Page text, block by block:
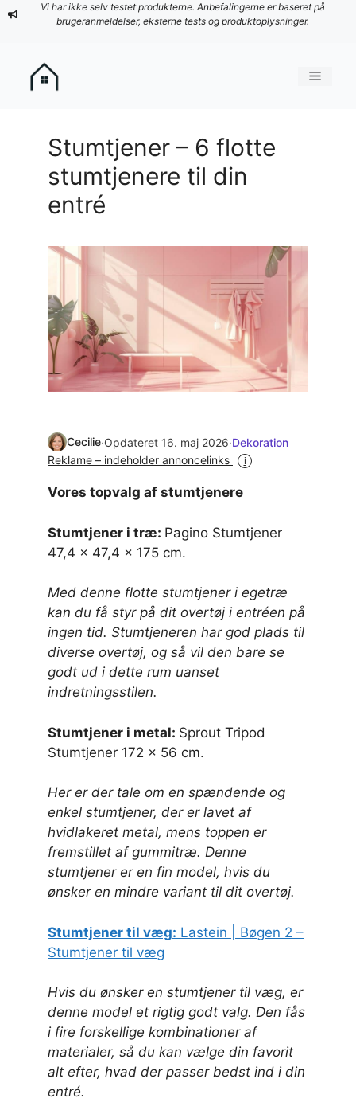
Hop
Vi har ikke selv testet produkterne. Anbefalingerne er baseret på
brugeranmeldelser, eksterne tests og produktoplysninger.
Menu
Stumtjener – 6 flotte
stumtjenere til din
entré
Cecilie·Opdateret 16. maj 2026·Dekoration
Reklame – indeholder annoncelinks
i
Vores topvalg af stumtjenere
Stumtjener i træ: Pagino Stumtjener
47,4 x 47,4 x 175 cm.
Med denne flotte stumtjener i egetræ
kan du få styr på dit overtøj i entréen på
ingen tid. Stumtjeneren har god plads til
diverse overtøj, og så vil den bare se
godt ud i dette rum uanset
indretningsstilen.
Stumtjener i metal: Sprout Tripod
Stumtjener 172 x 56 cm.
Her er der tale om en spændende og
enkel stumtjener, der er lavet af
hvidlakeret metal, mens toppen er
fremstillet af gummitræ. Denne
stumtjener er en fin model, hvis du
ønsker en mindre variant til dit overtøj.
Stumtjener til væg: Lastein | Bøgen 2 –
Stumtjener til væg
Hvis du ønsker en stumtjener til væg, er
denne model et rigtig godt valg. Den fås
i fire forskellige kombinationer af
materialer, så du kan vælge din favorit
alt efter, hvad der passer bedst ind i din
entré.